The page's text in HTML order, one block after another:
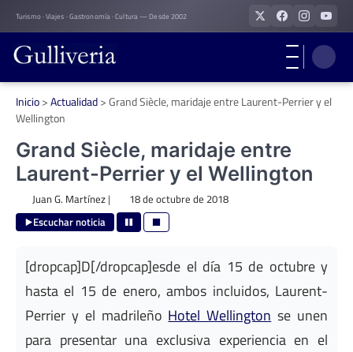
Skip
to
content
Turismo · Viajes · Gastronomía · Cultura — Desde 2002
Inicio>Actualidad>Grand Siècle, maridaje entre Laurent-Perrier y el
Wellington
Grand Siècle, maridaje entre
Laurent-Perrier y el Wellington
Juan G. Martínez| 18 de octubre de 2018
Escuchar noticia
[dropcap]D[/dropcap]esde el día 15 de octubre y
hasta el 15 de enero, ambos incluidos, Laurent-
Perrier y el madrileño Hotel Wellington se unen
para presentar una exclusiva experiencia en el